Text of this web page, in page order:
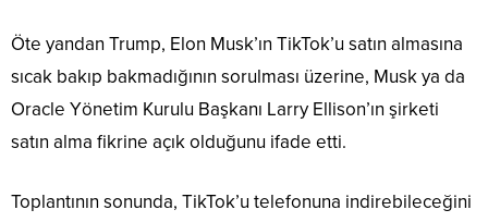
Öte yandan Trump, Elon Musk’ın TikTok’u satın almasına
sıcak bakıp bakmadığının sorulması üzerine, Musk ya da
Oracle Yönetim Kurulu Başkanı Larry Ellison’ın şirketi
satın alma fikrine açık olduğunu ifade etti.
Toplantının sonunda, TikTok’u telefonuna indirebileceğini